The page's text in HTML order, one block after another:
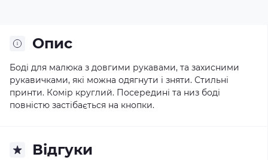
Опис
Боді для малюка з довгими рукавами, та захисними
рукавичками, які можна одягнути і зняти. Стильні
принти. Комір круглий. Посередині та низ боді
повністю застібається на кнопки.
Відгуки